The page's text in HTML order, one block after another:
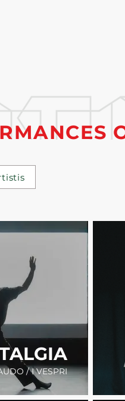
/ I VESPRI